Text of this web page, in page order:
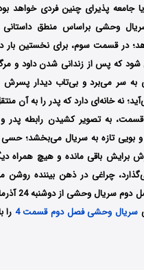
جامعه پذیرای چنین فردی خواهد
وحشی براساس منطق داستانی
در قسمت سوم، برای نخستین ‌بار
که پس از زندانی شدن داود و
سر می‌برد و بی‌تاب دیدار پسرش
نه خانه‌ای دارد که پدر را به آن
قسمت، به تصویر کشیدن رابطه پدر
بویی تازه به سریال می‌بخشد؛
برایش باقی مانده و هیچ همراه
چراغی در ذهن بیننده روشن
سریال وحشی فصل دوم قسمت 4 را